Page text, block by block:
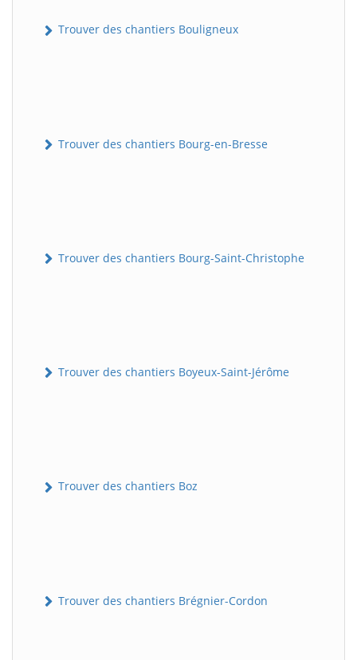
Trouver des chantiers Bouligneux
Trouver des chantiers Bourg-en-Bresse
Trouver des chantiers Bourg-Saint-Christophe
Trouver des chantiers Boyeux-Saint-Jérôme
Trouver des chantiers Boz
Trouver des chantiers Brégnier-Cordon